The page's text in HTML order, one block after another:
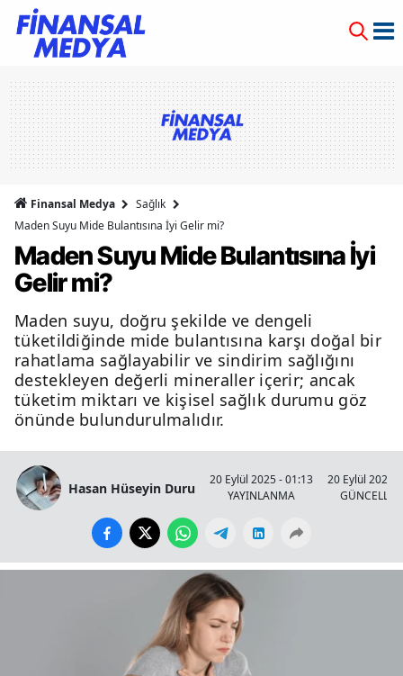
Finansal Medya
Sağlık
Maden Suyu Mide Bulantısına İyi Gelir mi?
Maden Suyu Mide Bulantısına İyi
Gelir mi?
Maden suyu, doğru şekilde ve dengeli
tüketildiğinde mide bulantısına karşı doğal bir
rahatlama sağlayabilir ve sindirim sağlığını
destekleyen değerli mineraller içerir; ancak
tüketim miktarı ve kişisel sağlık durumu göz
önünde bulundurulmalıdır.
Hasan Hüseyin Duru
20 Eylül 2025 - 01:13
YAYINLANMA
20 Eylül 2025